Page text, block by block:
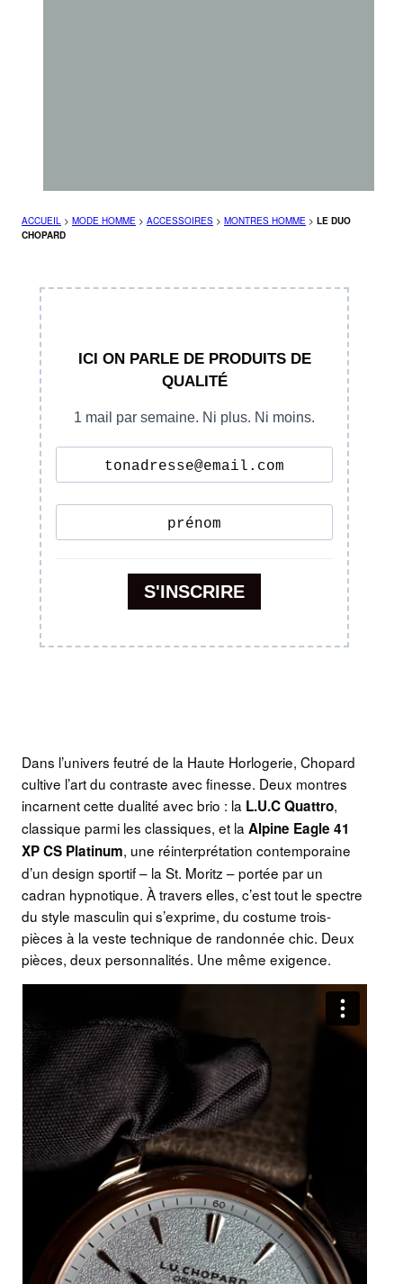
ACCUEIL > MODE HOMME > ACCESSOIRES > MONTRES HOMME > LE DUO
CHOPARD
Dans l’univers feutré de la Haute Horlogerie, Chopard
cultive l’art du contraste avec finesse. Deux montres
incarnent cette dualité avec brio : la L.U.C Quattro,
classique parmi les classiques, et laAlpine Eagle 41
XP CS Platinum, une réinterprétation contemporaine
d’un design sportif – la St. Moritz – portée par un
cadran hypnotique. À travers elles, c’est tout le spectre
du style masculin qui s’exprime, du costume trois-
pièces à la veste technique de randonnée chic. Deux
pièces, deux personnalités. Une même exigence.